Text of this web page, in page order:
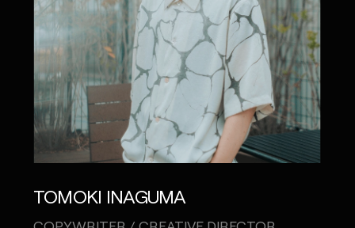
TOMOKI INAGUMA